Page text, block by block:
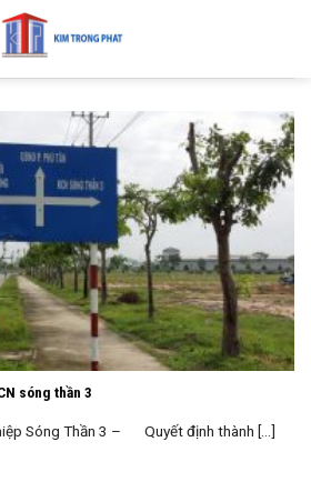
sóng thần 3
Sóng Thần 3 – Quyết định thành [...]